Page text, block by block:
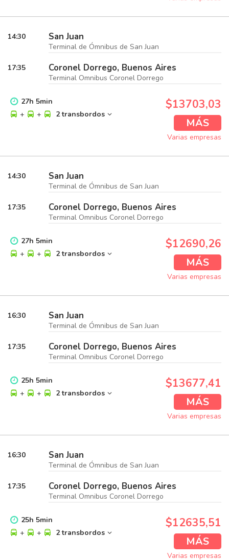
14:30 San Juan
Terminal de Ómnibus de San Juan
17:35 Coronel Dorrego, Buenos Aires
Terminal Omnibus Coronel Dorrego
27h 5min
+
+ 2 transbordos
$13703,03
MÁS
Varias empresas
14:30 San Juan
Terminal de Ómnibus de San Juan
17:35 Coronel Dorrego, Buenos Aires
Terminal Omnibus Coronel Dorrego
27h 5min
+
+ 2 transbordos
$12690,26
MÁS
Varias empresas
16:30 San Juan
Terminal de Ómnibus de San Juan
17:35 Coronel Dorrego, Buenos Aires
Terminal Omnibus Coronel Dorrego
25h 5min
+
+ 2 transbordos
$13677,41
MÁS
Varias empresas
16:30 San Juan
Terminal de Ómnibus de San Juan
17:35 Coronel Dorrego, Buenos Aires
Terminal Omnibus Coronel Dorrego
25h 5min
+
+ 2 transbordos
$12635,51
MÁS
Varias empresas